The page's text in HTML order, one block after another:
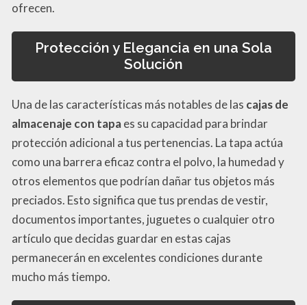
ofrecen.
Protección y Elegancia en una Sola
Solución
Una de las características más notables de las cajas de
almacenaje con tapaes su capacidad para brindar
protección adicional a tus pertenencias. La tapa actúa
como una barrera eficaz contra el polvo, la humedad y
otros elementos que podrían dañar tus objetos más
preciados. Esto significa que tus prendas de vestir,
documentos importantes, juguetes o cualquier otro
artículo que decidas guardar en estas cajas
permanecerán en excelentes condiciones durante
mucho más tiempo.